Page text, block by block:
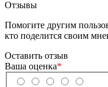
Отзывы
Помогите другим
кто поделится своим
Оставить отзыв
Ваша оценка*